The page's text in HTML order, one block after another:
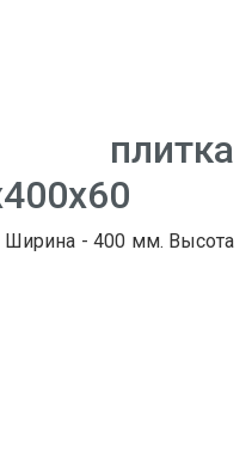
плитка
Ширина - 400 мм. Высота